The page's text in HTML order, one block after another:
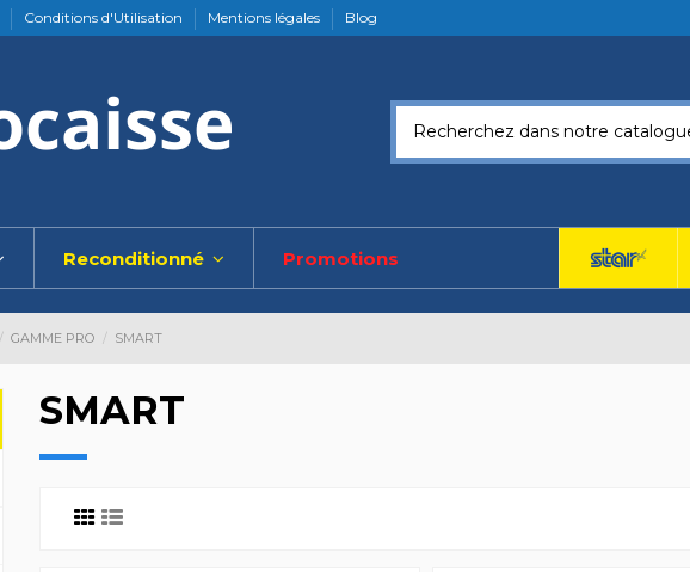
Conditions d'Utilisation Mentions légales Blog
Reconditionné Promotions
GAMME PRO SMART
SMART